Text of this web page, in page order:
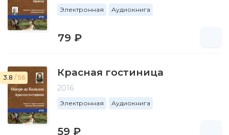
Электронная Аудиокнига
79 ₽
3.8 / 56 Красная гостиница
2016
Электронная Аудиокнига
59 ₽